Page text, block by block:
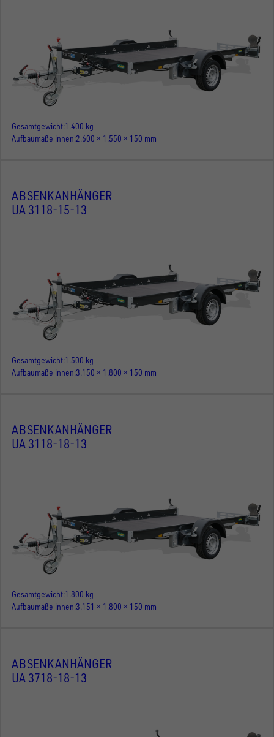
Gesamtgewicht 1.400 kg
Aufbaumaße innen 2.600 × 1.550 × 150 mm
ABSENKANHÄNGER
UA 3118-15-13
Gesamtgewicht 1.500 kg
Aufbaumaße innen 3.150 × 1.800 × 150 mm
ABSENKANHÄNGER
UA 3118-18-13
Gesamtgewicht 1.800 kg
Aufbaumaße innen 3.151 × 1.800 × 150 mm
ABSENKANHÄNGER
UA 3718-18-13